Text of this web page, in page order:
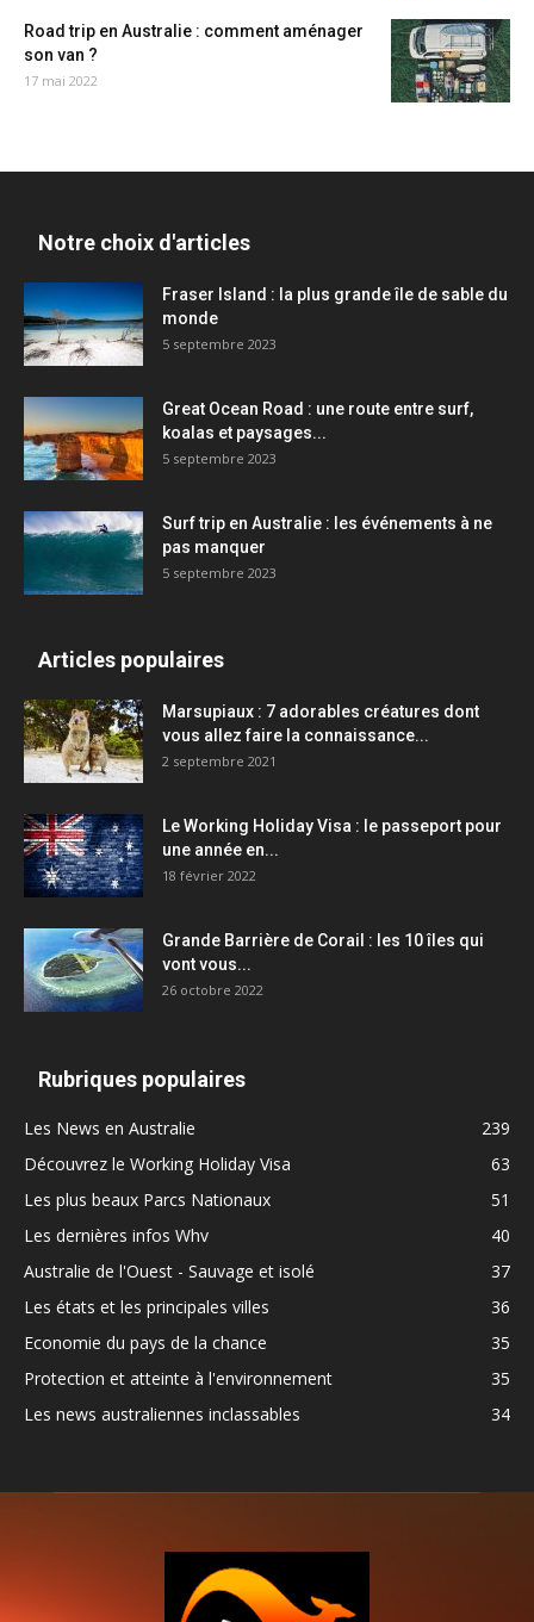
Road trip en Australie : comment aménager
son van ?
17 mai 2022
Notre choix d'articles
Fraser Island : la plus grande île de sable du
monde
5 septembre 2023
Great Ocean Road : une route entre surf,
koalas et paysages...
5 septembre 2023
Surf trip en Australie : les événements à ne
pas manquer
5 septembre 2023
Articles populaires
Marsupiaux : 7 adorables créatures dont
vous allez faire la connaissance...
2 septembre 2021
Le Working Holiday Visa : le passeport pour
une année en...
18 février 2022
Grande Barrière de Corail : les 10 îles qui
vont vous...
26 octobre 2022
Rubriques populaires
Les News en Australie
239
Découvrez le Working Holiday Visa
63
Les plus beaux Parcs Nationaux
51
Les dernières infos Whv
40
Australie de l'Ouest - Sauvage et isolé
37
Les états et les principales villes
36
Economie du pays de la chance
35
Protection et atteinte à l'environnement
35
Les news australiennes inclassables
34